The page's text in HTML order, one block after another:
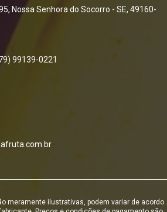
Nossa Senhora do Socorro - SE, 49160-
99139-0221
meramente ilustrativas, podem variar de acordo